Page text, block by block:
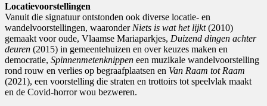
Locatievoorstellingen
Vanuit die signatuur ontstonden ook diverse locatie- en
wandelvoorstellingen, waaronder Niets is wat het lijkt(2010)
gemaakt voor oude, Vlaamse Mariaparkjes, Duizend dingen achter
deuren (2015) in gemeentehuizen en over keuzes maken en
democratie, Spinnenmetenknippen een muzikale wandelvoorstelling
rond rouw en verlies op begraafplaatsen en Van Raam tot Raam
(2021), een voorstelling die straten en trottoirs tot speelvlak maakt
en de Covid-horror wou bezweren.